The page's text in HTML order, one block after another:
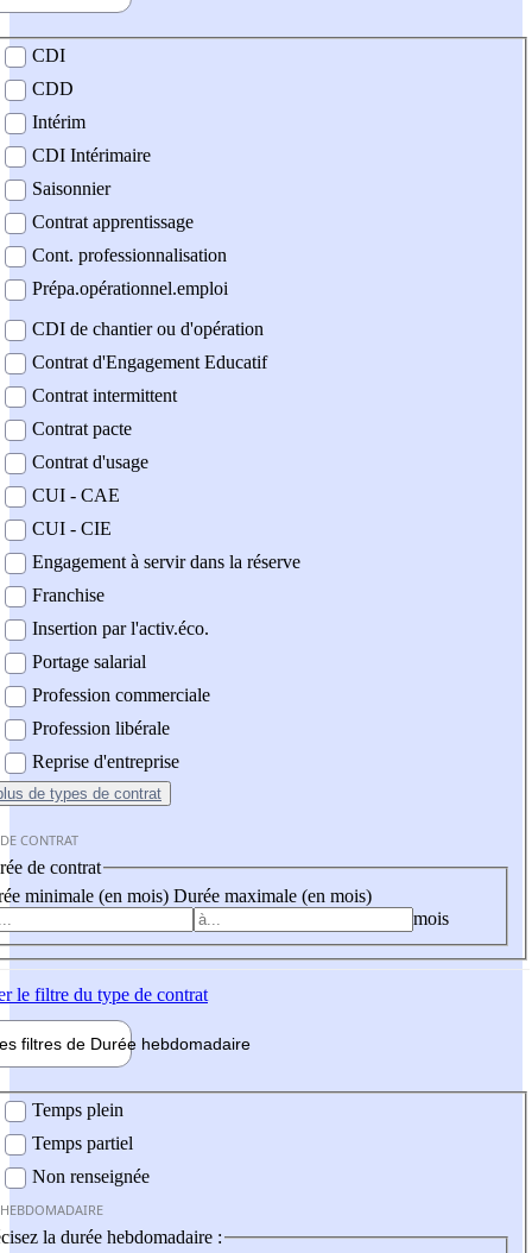
contrat
CDI
CDD
Intérim
CDI Intérimaire
Saisonnier
Contrat apprentissage
Cont. professionnalisation
Prépa.opérationnel.emploi
CDI de chantier ou d'opération
Contrat d'Engagement Educatif
Contrat intermittent
Contrat pacte
Contrat d'usage
CUI - CAE
CUI - CIE
Engagement à servir dans la réserve
Franchise
Insertion par l'activ.éco.
Portage salarial
Profession commerciale
Profession libérale
Reprise d'entreprise
de types de contrat
CONTRAT
de contrat
minimale (en mois) Durée maximale (en mois)
mois
le filtre du type de contrat
filtres de Durée hebdomadaire
Temps plein
Temps partiel
Non renseignée
la durée hebdomadaire :